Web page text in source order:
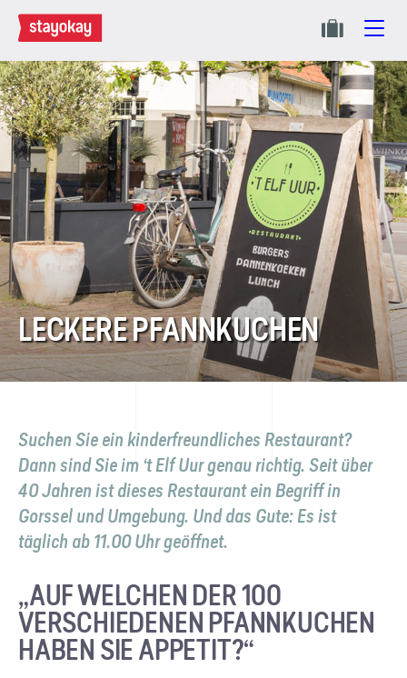
LECKERE PFANNKUCHEN
Suchen Sie ein kinderfreundliches Restaurant?
Dann sind Sie im ‘t Elf Uur genau richtig. Seit über
40 Jahren ist dieses Restaurant ein Begriff in
Gorssel und Umgebung. Und das Gute: Es ist
täglich ab 11.00 Uhr geöffnet.
„AUF WELCHEN DER 100
VERSCHIEDENEN PFANNKUCHEN
HABEN SIE APPETIT?“